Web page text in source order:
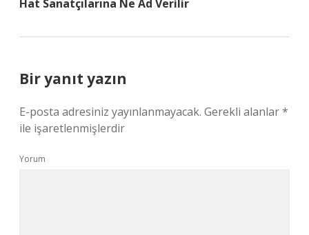
Hat Sanatçılarına Ne Ad Verilir
Bir yanıt yazın
E-posta adresiniz yayınlanmayacak. Gerekli alanlar*
ile işaretlenmişlerdir
Yorum